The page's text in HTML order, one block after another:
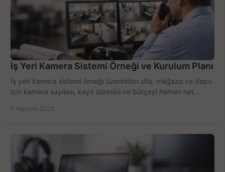
İş Yeri Kamera Sistemi Örneği ve Kurulum Planı
İş yeri kamera sistemi örneği üzerinden ofis, mağaza ve depo
için kamera sayısını, kayıt süresini ve bütçeyi hemen net
7 Ağustos 2026